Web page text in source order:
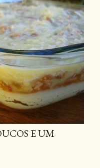
E UM